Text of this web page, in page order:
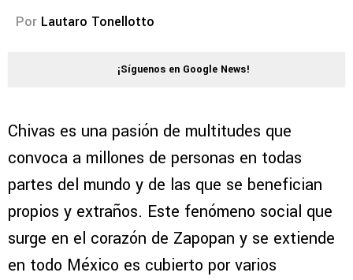
Por Lautaro Tonellotto
¡Síguenos en Google News!
Chivas es una pasión de multitudes que
convoca a millones de personas en todas
partes del mundo y de las que se benefician
propios y extraños. Este fenómeno social que
surge en el corazón de Zapopan y se extiende
en todo México es cubierto por varios